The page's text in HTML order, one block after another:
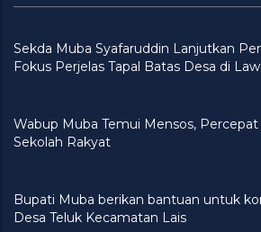
Sekda Muba Syafaruddin Lanjutkan
Fokus Perjelas Tapal Batas Desa di
Wabup Muba Temui Mensos,
Sekolah Rakyat
Bupati Muba berikan bantuan untuk
Desa Teluk Kecamatan Lais